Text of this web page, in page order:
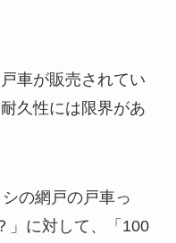
車が販売されてい
久性には限界があ
の網戸の戸車っ
」に対して、「100